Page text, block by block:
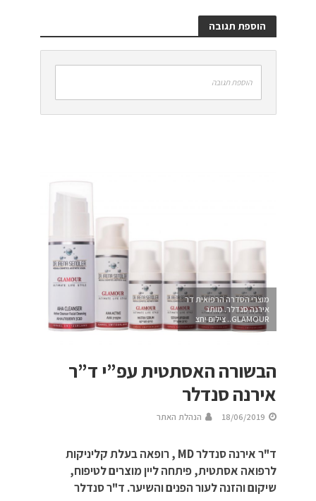
הוספת תגובה
הוספת תגובה
מוצרי הסדרה הרפואית דר
אירנה סנדלר. מותג
GLAMOUR.. צילום יחצ
הבשורה האסתטית עפ”י ד”ר
אירנה סנדלר
18/06/2019 הנהלת האתר
‏ד"ר אירנה סנדלר MD , רופאה בעלת קליניקות
לרפואה אסתטית, פיתחה ליין מוצרים לטיפוח,
שיקום והזנה לעור הפנים והשיער. ד"ר סנדלר